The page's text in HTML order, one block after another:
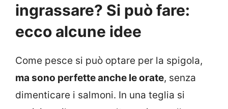
ingrassare? Si può fare:
ecco alcune idee
Come pesce si può optare per la spigola,
ma sono perfette anche le orate, senza
dimenticare i salmoni. In una teglia si